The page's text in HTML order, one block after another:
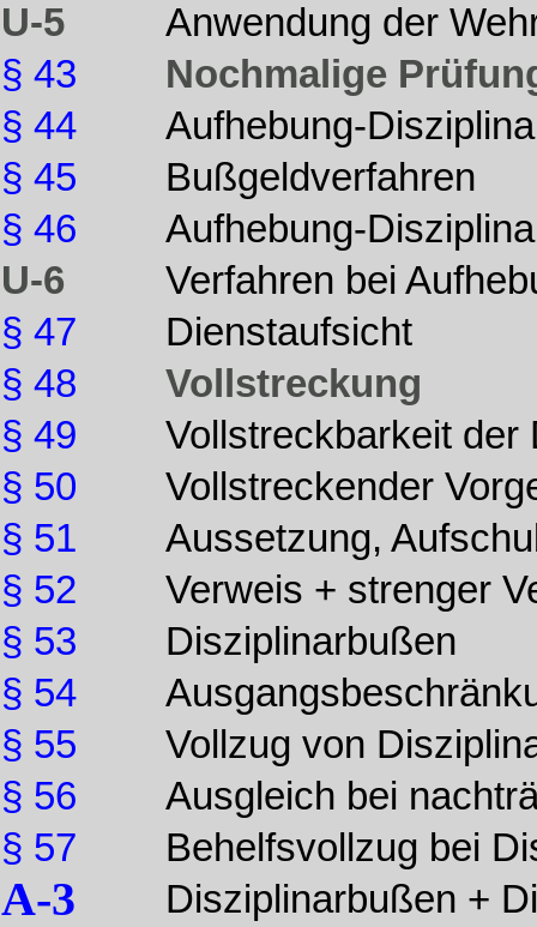
U-5
§ 43
§ 44
§ 45
§ 46
U-6
§ 47
§ 48
§ 49
§ 50
§ 51
§ 52
§ 53
§ 54
§ 55
§ 56
§ 57
A-3
Anwendung der
Nochmalige
Aufhebung-
Bußgeldverfahren
Aufhebung-
Verfahren bei
Dienstaufsicht
Vollstreckung
Vollstreckbarkeit der
Vollstreckender
Aussetzung,
Verweis + strenger
Disziplinarbußen
Vollzug von
Ausgleich bei
Behelfsvollzug bei
Disziplinarbußen +